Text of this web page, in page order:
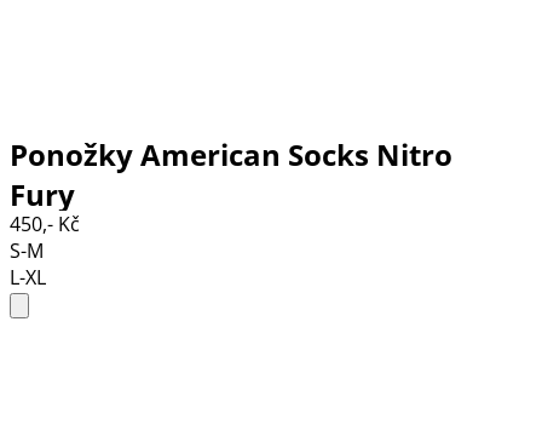
Ponožky American Socks Nitro
Fury
450,- Kč
S-M
L-XL